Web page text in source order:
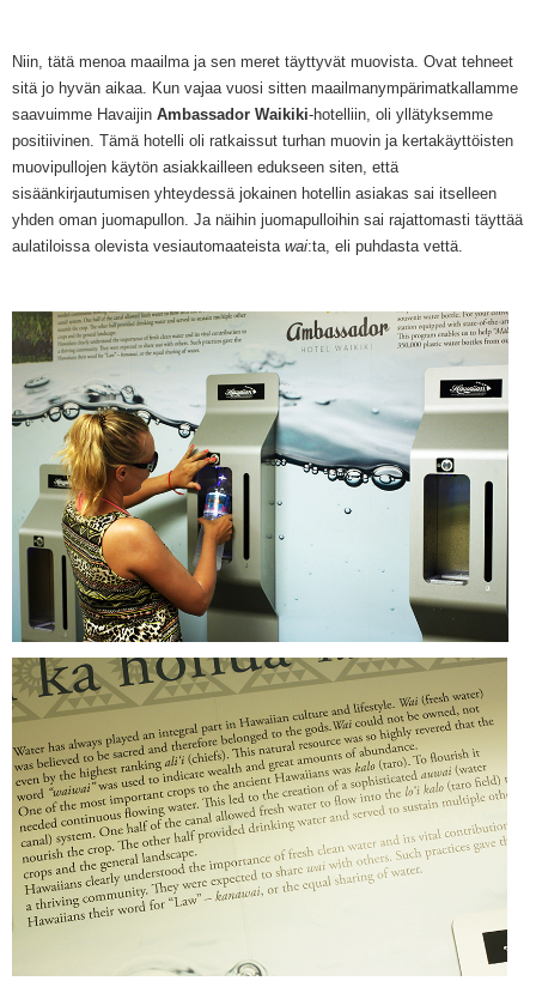
Niin, tätä menoa maailma ja sen meret täyttyvät muovista. Ovat tehneet
sitä jo hyvän aikaa.
Kun vajaa vuosi sitten maailmanympärimatkallamme
saavuimme Havaijin Ambassador Waikiki-hotelliin, oli yllätyksemme
positiivinen. Tämä hotelli oli ratkaissut turhan muovin ja kertakäyttöisten
muovipullojen käytön asiakkailleen edukseen siten, että
sisäänkirjautumisen yhteydessä jokainen hotellin asiakas sai itselleen
yhden oman juomapullon. Ja näihin juomapulloihin sai rajattomasti täyttää
aulatiloissa olevista vesiautomaateista wai:ta, eli puhdasta vettä.